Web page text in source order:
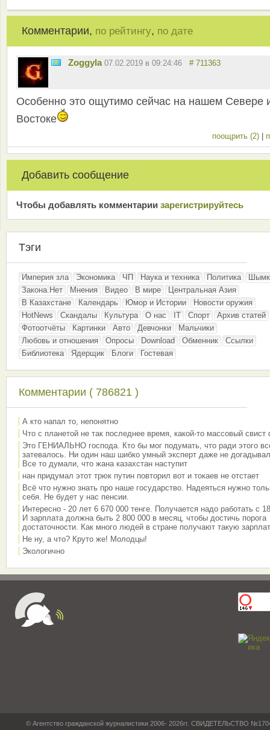
Комментарии, по рейтингу, по дате
Zoggyla 07.02.2019 в 09:24:46 # 711363
Особенно это ощутимо сейчас на нашем Севере
Востоке
поощрить (2) |
Добавить сообщение
Чтобы добавлять комментарии зарeгиcтрирyйтeсь
Тэги
Империя зла Экономика ЧП Наука и техника Политика
Закона.Нет
Мнения Видео В мире
Центральная Азия
В Казахстане
Календарь Юмор и Истории
Новости оружия
HotNews
Скандалы Культура О нас IT Спорт
Архив статей
Фотоотчёты
Картинки Авто Девчонки
Мальчики
Любовь и отношения
Опросы Download Обменник
Ссылки
Библиотека
Ядерщик Блоги Гостевая
Комментарии ( 786821 )
А кто напал то, непонятно
Что с планетой не так последнее время, какой-то массовый свист
Это ГЕНИАЛЬНО господа. Кто бы мог подумать, что ради этого
затевалось. Ни один наш шибко умный эксперт даже не
Все то думали, что жана казахстан наступит
нан придумал этот трюк путин повторил вот и токаев не отстает
Всё что нужно знать про наше государство. Надеяться нужно
себя. Не будет у нас пенсии.
Интересно - 20 лет 6 670 000 тенге. Получается надо работать с
И зарплата должна быть 2 800 000 в месяц, чтобы достичь порога
достаточности. Как много людей в стране получают такую
Не ну, а что? Круто же! Молодцы!
Экологично
© Агентство гражданской журналистики 2006- 2026гг. СВИДЕТЕЛЬСТВО